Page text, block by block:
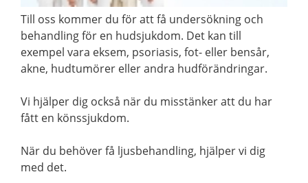
Till oss kommer du för att få undersökning och
behandling för en hudsjukdom. Det kan till
exempel vara eksem, psoriasis, fot- eller bensår,
akne, hudtumörer eller andra hudförändringar.
Vi hjälper dig också när du misstänker att du har
fått en könssjukdom.
När du behöver få ljusbehandling, hjälper vi dig
med det.